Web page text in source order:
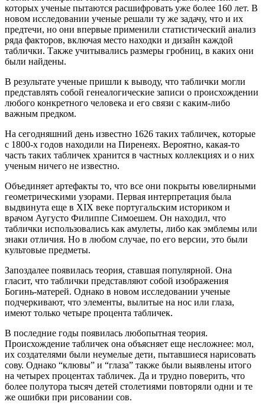
которых ученые пытаются расшифровать уже более 160 лет. В
новом исследовании ученые решали ту же задачу, что и их
предтечи, но они впервые применили статистический анализ
ряда факторов, включая место находки и дизайн каждой
таблички. Также учитывались размеры гробниц, в каких они
были найдены.
В результате ученые пришли к выводу, что таблички могли
представлять собой генеалогические записи о происхождении
любого конкретного человека и его связи с каким-либо
важным предком.
На сегодняшний день известно 1626 таких табличек, которые
с 1800-х годов находили на Пиренеях. Вероятно, какая-то
часть таких табличек хранится в частных коллекциях и о них
ученым ничего не известно.
Объединяет артефакты то, что все они покрыты ювелирными
геометрическими узорами. Первая интерпретация была
выдвинута еще в XIX веке португальским историком и
врачом Аугусто Филиппе Симоешем. Он находил, что
таблички использовались как амулеты, либо как эмблемы или
знаки отличия. Но в любом случае, по его версии, это были
культовые предметы.
Запоздалее появилась теория, ставшая популярной. Она
гласит, что таблички представляют собой изображения
Богинь-матерей. Однако в новом исследовании ученые
подчеркивают, что элементы, вылитые на нос или глаза,
имеют только четыре процента табличек.
В последние годы появилась любопытная теория.
Происхождение табличек она объясняет еще несложнее: мол,
их создателями были неумелые дети, пытавшиеся нарисовать
сову. Однако “клювы” и “глаза” также были выявлены итого
на четырех процентах табличек. Да и трудно поверить, что
более полутора тысяч детей столетиями повторяли одни и те
же ошибки при рисовании сов.